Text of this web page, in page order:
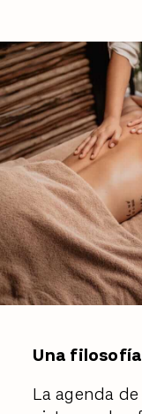
Una
La agenda